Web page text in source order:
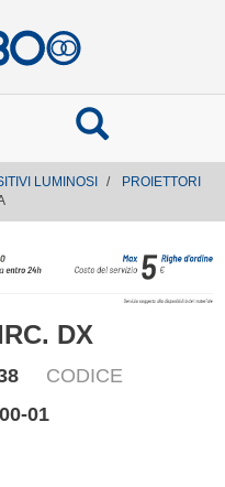
LUMINOSI
PROIETTORI
DX
CODICE
01